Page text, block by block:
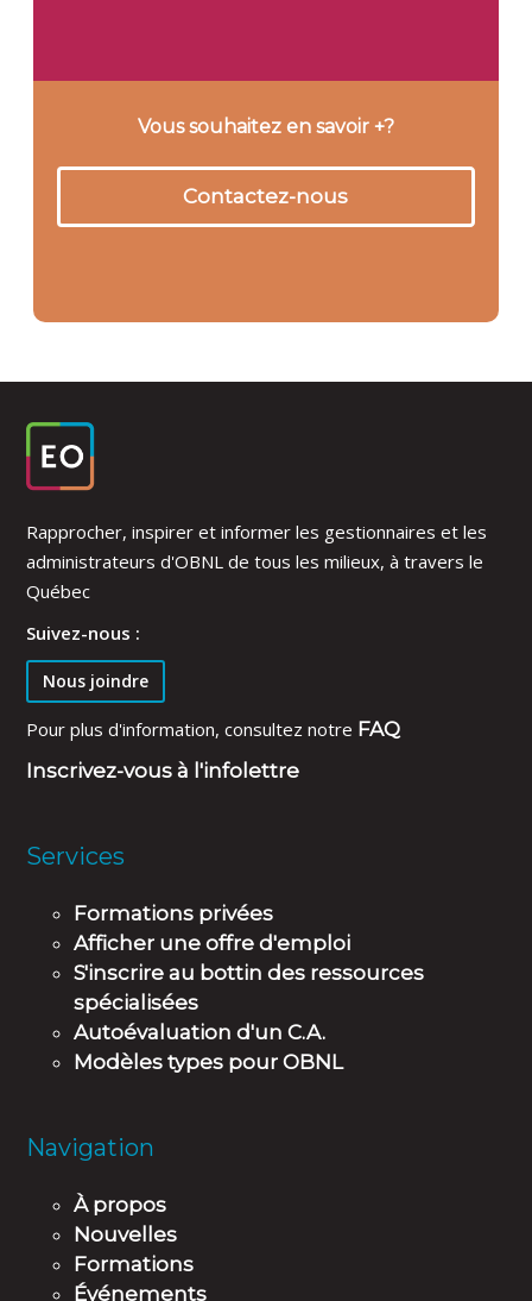
Vous souhaitez en savoir +?
Contactez-nous
Rapprocher, inspirer et informer les gestionnaires et les
administrateurs d'OBNL de tous les milieux, à travers le
Québec
Suivez-nous :
Nous joindre
Pour plus d'information, consultez notre FAQ
Inscrivez-vous à l'infolettre
Services
Formations privées
Afficher une offre d'emploi
S'inscrire au bottin des ressources
spécialisées
Autoévaluation d'un C.A.
Modèles types pour OBNL
Navigation
À propos
Nouvelles
Formations
Événements